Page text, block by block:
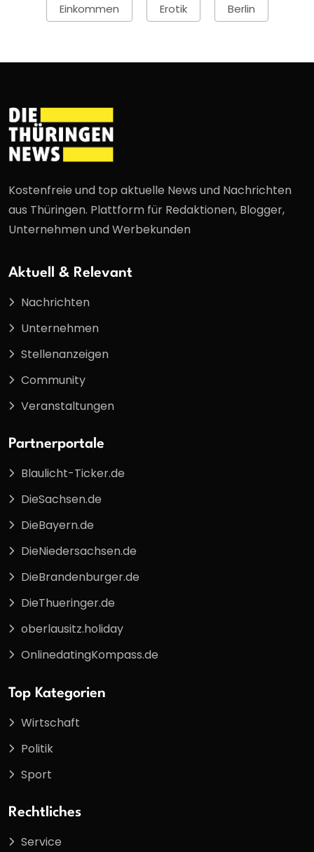
Einkommen Erotik Berlin
Kostenfreie und top aktuelle News und Nachrichten
aus Thüringen. Plattform für Redaktionen, Blogger,
Unternehmen und Werbekunden
Aktuell & Relevant
Nachrichten
Unternehmen
Stellenanzeigen
Community
Veranstaltungen
Partnerportale
Blaulicht-Ticker.de
DieSachsen.de
DieBayern.de
DieNiedersachsen.de
DieBrandenburger.de
DieThueringer.de
oberlausitz.holiday
OnlinedatingKompass.de
Top Kategorien
Wirtschaft
Politik
Sport
Rechtliches
Service